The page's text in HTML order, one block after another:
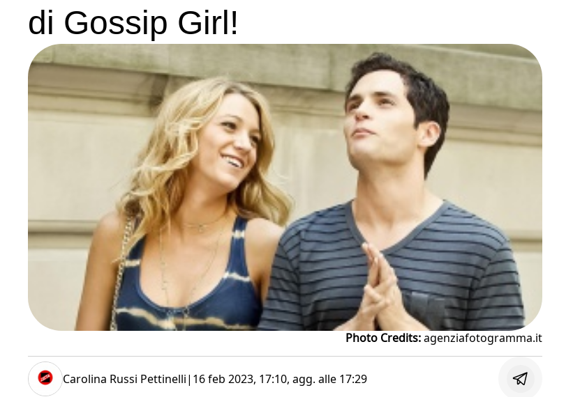
di Gossip Girl!
Photo Credits:agenziafotogramma.it
Carolina Russi Pettinelli| 16 feb 2023, 17:10, agg. alle 17:29